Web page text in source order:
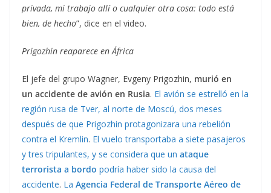
privada, mi trabajo allí o cualquier otra cosa: todo está
bien, de hecho”, dice en el video.
Prigozhin reaparece en África
El jefe del grupo Wagner, Evgeny Prigozhin, murió en
un accidente de avión en Rusia. El avión se estrelló en la
región rusa de Tver, al norte de Moscú, dos meses
después de que Prigozhin protagonizara una rebelión
contra el Kremlin. El vuelo transportaba a siete pasajeros
y tres tripulantes, y se considera que un ataque
terrorista a bordo podría haber sido la causa del
accidente. La Agencia Federal de Transporte Aéreo de